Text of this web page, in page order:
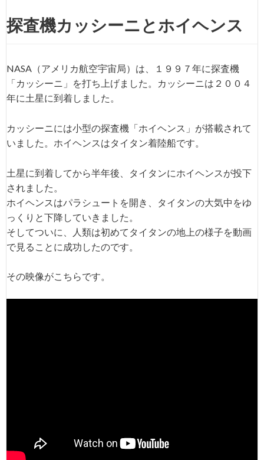
探査機カッシーニとホイヘンス
NASA（アメリカ航空宇宙局）は、１９９７年に探査機
「カッシーニ」を打ち上げました。カッシーニは２００４
年に土星に到着しました。
カッシーニには小型の探査機「ホイヘンス」が搭載されて
いました。ホイヘンスはタイタン着陸船です。
土星に到着してから半年後、タイタンにホイヘンスが投下
されました。
ホイヘンスはパラシュートを開き、タイタンの大気中をゆ
っくりと下降していきました。
そしてついに、人類は初めてタイタンの地上の様子を動画
で見ることに成功したのです。
その映像がこちらです。